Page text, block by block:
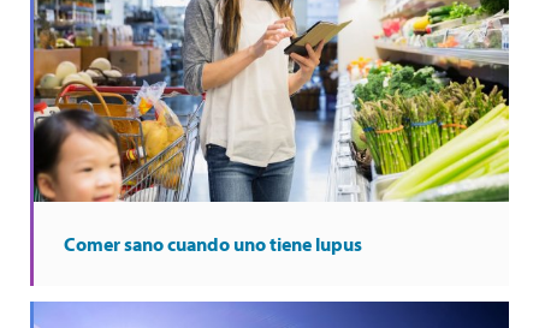
Comer sano cuando uno tiene lupus